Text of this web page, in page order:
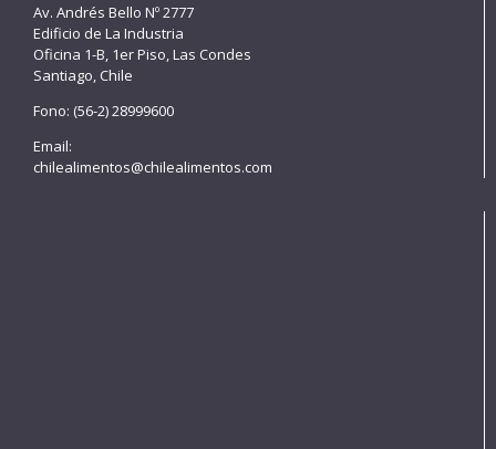
Av. Andrés Bello Nº 2777
Edificio de La Industria
Oficina 1-B, 1er Piso, Las Condes
Santiago, Chile
Fono: (56-2) 28999600
Email:
chilealimentos@chilealimentos.com